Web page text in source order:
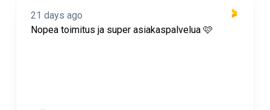
21 days ago
Nopea toimitus ja super asiakaspalvelua 🩷